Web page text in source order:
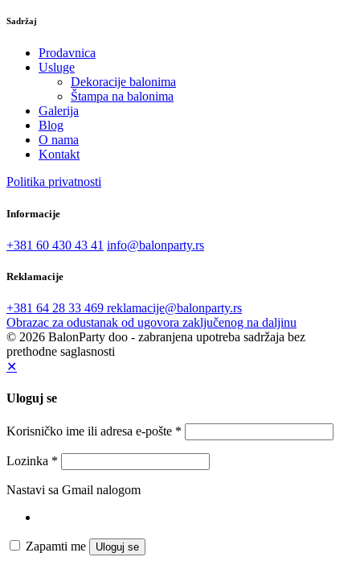
Sadržaj
Prodavnica
Usluge
Dekoracije balonima
Štampa na balonima
Galerija
Blog
O nama
Kontakt
Politika privatnosti
Informacije
+381 60 430 43 41 info@balonparty.rs
Reklamacije
+381 64 28 33 469 reklamacije@balonparty.rs
Obrazac za odustanak od ugovora zaključenog na daljinu
© 2026 BalonParty doo - zabranjena upotreba sadržaja bez
prethodne saglasnosti
✕
Uloguj se
Korisničko ime ili adresa e-pošte *
Lozinka *
Nastavi sa Gmail nalogom
Zapamti me Uloguj se